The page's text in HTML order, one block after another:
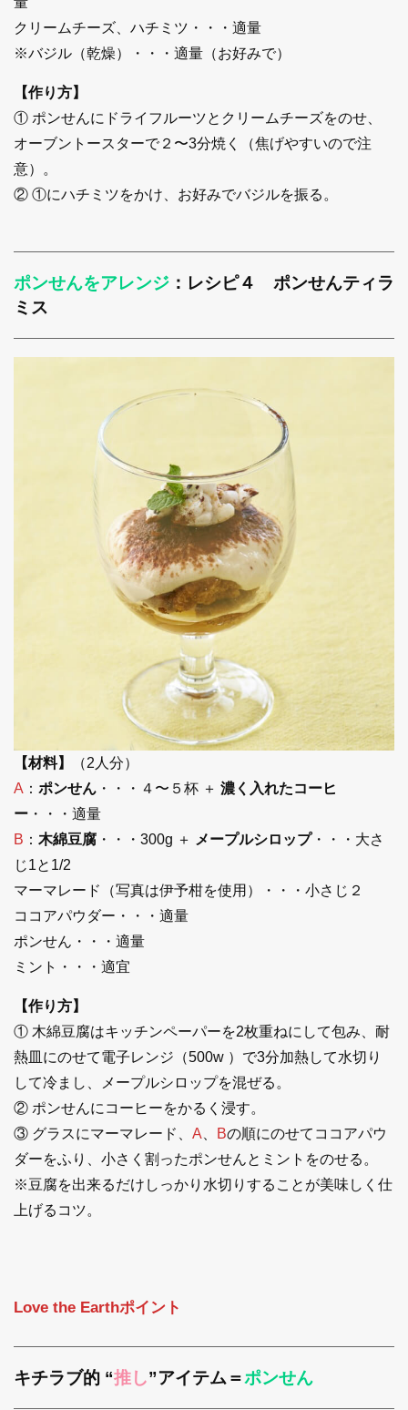
クリームチーズ、ハチミツ・・・適量
※バジル（乾燥）・・・適量（お好みで）
【作り方】
① ポンせんにドライフルーツとクリームチーズをのせ、
オーブントースターで２〜3分焼く（焦げやすいので注
意）。
② ①にハチミツをかけ、お好みでバジルを振る。
ポンせんをアレンジ ：レシピ４ ポンせんティラ
ミス
【材料】
（2人分）
A ： ポンせん ・・・４〜５杯 ＋ 濃く入れたコーヒ
ー ・・・適量
B ： 木綿豆腐 ・・・300g ＋ メープルシロップ・・・大さ
じ1と1/2
マーマレード（写真は伊予柑を使用）・・・小さじ２
ココアパウダー・・・適量
ポンせん・・・適量
ミント・・・適宜
【作り方】
① 木綿豆腐はキッチンペーパーを2枚重ねにして包み、耐
熱皿にのせて電子レンジ（500w ）で3分加熱して水切り
して冷まし、メープルシロップを混ぜる。
② ポンせんにコーヒーをかるく浸す。
③ グラスにマーマレード、 A、 Bの順にのせてココアパウ
ダーをふり、小さく割ったポンせんとミントをのせる。
※豆腐を出来るだけしっかり水切りすることが美味しく仕
上げるコツ。
Love the Earthポイント
キチラブ的 “推し”アイテム＝ポンせん